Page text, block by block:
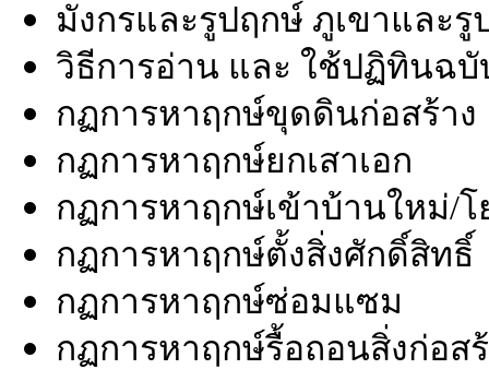
มังกรและรูปฤกษ์ ภูเขาและรู
วิธีการอ่าน และ ใช้ปฏิทินฉ
กฏการหาฤกษ์ขุดดินก่อสร้าง
กฏการหาฤกษ์ยกเสาเอก
กฏการหาฤกษ์เข้าบ้านใหม่/โ
กฏการหาฤกษ์ตั้งสิ่งศักดิ์สิทธิ์
กฏการหาฤกษ์ซ่อมแซม
กฏการหาฤกษ์รื้อถอนสิ่งก่อส